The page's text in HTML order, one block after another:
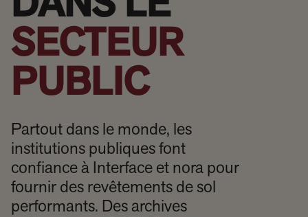
SECTEUR
PUBLIC
Partout dans le monde, les
institutions publiques font
confiance à Interface et nora pour
fournir des revêtements de sol
performants. Des archives